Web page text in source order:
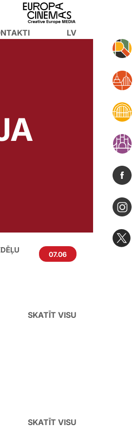
LV
07.06
SKATĪT VISU
SKATĪT VISU